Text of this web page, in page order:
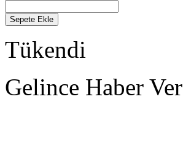
Sepete Ekle
Tükendi
Gelince Haber Ver